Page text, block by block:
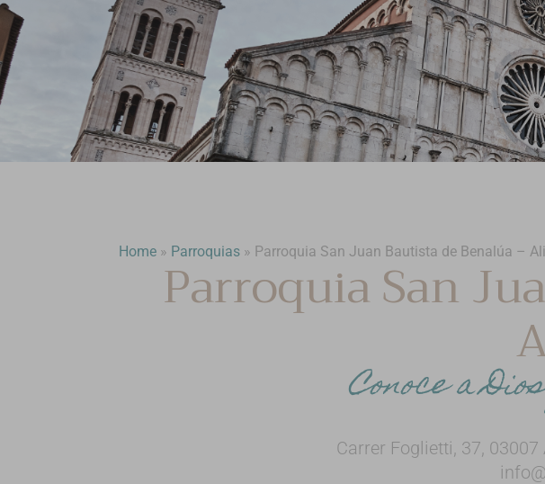
Home » Parroquias » Parroquia San Juan Bautista de Benalúa –
Parroquia San
Conoce a
Carrer Foglietti, 37,